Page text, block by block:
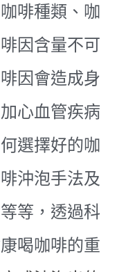
啡種類、咖
因含量不可
因會造成身
心血管疾病
選擇好的咖
沖泡手法及
等，透過科
喝咖啡的重